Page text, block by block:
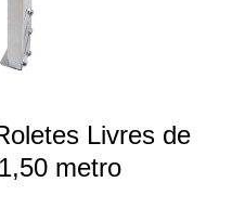
Livres de
metro